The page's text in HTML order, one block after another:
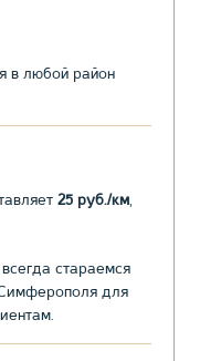
в любой район
25 руб./км
стараемся
для